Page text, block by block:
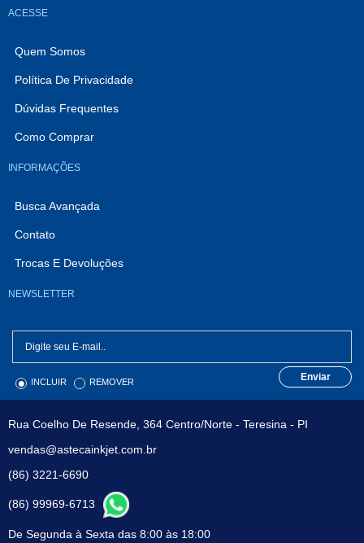
ACESSE
Quem Somos
Política De Privacidade
Dúvidas Frequentes
Como Comprar
INFORMAÇÕES
Busca Avançada
Contato
Trocas E Devoluções
NEWSLETTER
INCLUIR REMOVER Enviar
Rua Coelho De Resende, 364 Centro/Norte - Teresina - PI
vendas@astecainkjet.com.br
(86) 3221-6690
(86) 99969-6713
De Segunda à Sexta das 8:00 às 18:00